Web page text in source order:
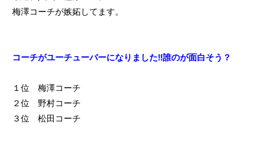
梅澤コーチが嫉妬してます。
コーチがユーチューバーになりました‼誰のが面白そう？
１位 梅澤コーチ
２位 野村コーチ
３位 松田コーチ